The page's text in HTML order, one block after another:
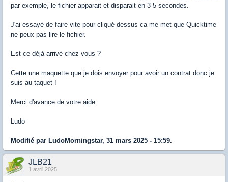
par exemple, le fichier apparait et disparait en 3-5 secondes.
J'ai essayé de faire vite pour cliqué dessus ca me met que Quicktime
ne peux pas lire le fichier.
Est-ce déjà arrivé chez vous ?
Cette une maquette que je dois envoyer pour avoir un contrat donc je
suis au taquet !
Merci d'avance de votre aide.
Ludo
Modifié par LudoMorningstar, 31 mars 2025 - 15:59.
JLB21
1 avril 2025